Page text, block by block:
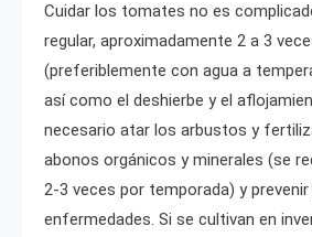
Cuidar los tomates no es
regular, aproximadamente 2 a 3
(preferiblemente con agua a
así como el deshierbe y el
necesario atar los arbustos y
abonos orgánicos y minerales (se
2-3 veces por temporada) y prevenir
enfermedades. Si se cultivan en